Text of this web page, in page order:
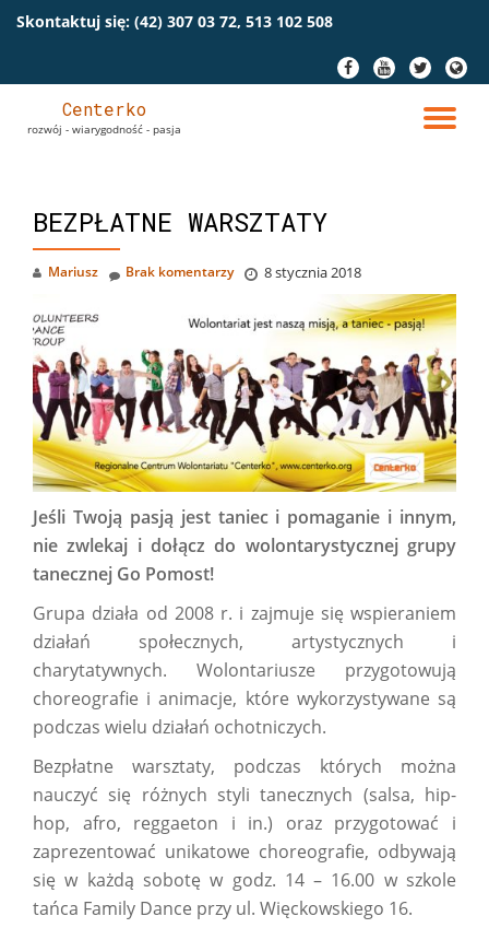
Skontaktuj się: (42) 307 03 72, 513 102 508
fa-
facebook
fa-
youtube
fa-
twitter
fa-
globe
Centerko
rozwój - wiarygodność - pasja
BEZPŁATNE WARSZTATY
Mariusz 8 stycznia 2018
Brak komentarzy
Jeśli Twoją pasją jest taniec i pomaganie i innym,
nie zwlekaj i dołącz do wolontarystycznej grupy
tanecznej Go Pomost!
Grupa działa od 2008 r. i zajmuje się wspieraniem
działań społecznych, artystycznych i
charytatywnych. Wolontariusze przygotowują
choreografie i animacje, które wykorzystywane są
podczas wielu działań ochotniczych.
Bezpłatne warsztaty, podczas których można
nauczyć się różnych styli tanecznych (salsa, hip-
hop, afro, reggaeton i in.) oraz przygotować i
zaprezentować unikatowe choreografie, odbywają
się w każdą sobotę w godz. 14 – 16.00 w szkole
tańca Family Dance przy ul. Więckowskiego 16.